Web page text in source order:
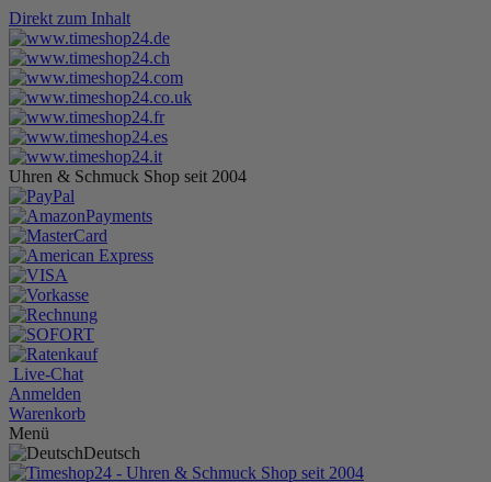
Direkt zum Inhalt
Uhren & Schmuck Shop seit 2004
Live-Chat
Anmelden
Warenkorb
Menü
Deutsch